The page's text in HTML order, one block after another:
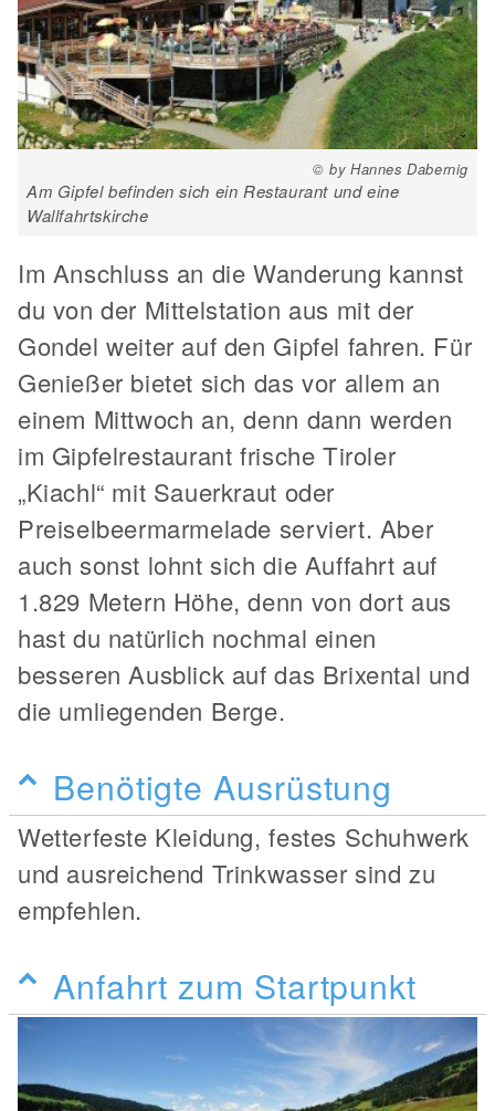
© by Hannes Dabernig
Am Gipfel befinden sich ein Restaurant und eine
Wallfahrtskirche
Im Anschluss an die Wanderung kannst
du von der Mittelstation aus mit der
Gondel weiter auf den Gipfel fahren. Für
Genießer bietet sich das vor allem an
einem Mittwoch an, denn dann werden
im Gipfelrestaurant frische Tiroler
„Kiachl“ mit Sauerkraut oder
Preiselbeermarmelade serviert. Aber
auch sonst lohnt sich die Auffahrt auf
1.829 Metern Höhe, denn von dort aus
hast du natürlich nochmal einen
besseren Ausblick auf das Brixental und
die umliegenden Berge.
Benötigte Ausrüstung
Wetterfeste Kleidung, festes Schuhwerk
und ausreichend Trinkwasser sind zu
empfehlen.
Anfahrt zum Startpunkt